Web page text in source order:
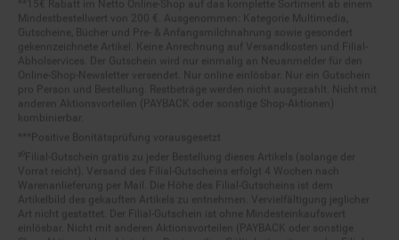
Mindestbestellwert von 200 €. Ausgenommen: Kategorie Multimedia,
Gutscheine, Bücher und Pre- & Anfangsmilchnahrung sowie gesondert
gekennzeichnete Artikel. Keine Anrechnung auf Versandkosten und Filial-
Abholservices. Der Gutschein wird nur einmalig an Neuanmelder für den
Online-Shop-Newsletter versendet. Nur online einlösbar. Nur ein Gutschein
pro Person und Bestellung. Restbeträge werden nicht ausgezahlt. Nicht mit
anderen Aktionsvorteilen (PAYBACK oder sonstige Shop-Aktionen)
kombinierbar.
Vorrat reicht). Versand des Filial-Gutscheins erfolgt 4 Wochen nach
Warenanlieferung per Mail. Die Höhe des Filial-Gutscheins ist dem
Artikelbild des gekauften Artikels zu entnehmen. Vervielfältigung jeglicher
Art nicht gestattet. Der Filial-Gutschein ist ohne Mindesteinkaufswert
einlösbar. Nicht mit anderen Aktionsvorteilen (PAYBACK oder sonstige
Shop-Aktionen) kombinierbar. Der jeweilige Gültigkeitszeitraum des Filial-